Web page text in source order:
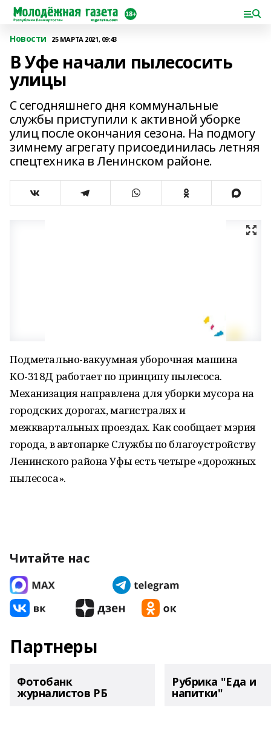
Новости 25 МАРТА 2021, 09:43
В Уфе начали пылесосить
улицы
С сегодняшнего дня коммунальные
службы приступили к активной уборке
улиц после окончания сезона. На подмогу
зимнему агрегату присоединилась летняя
спецтехника в Ленинском районе.
Подметально-вакуумная уборочная машина
КО-318Д работает по принципу пылесоса.
Механизация направлена для уборки мусора на
городских дорогах, магистралях и
межквартальных проездах. Как сообщает мэрия
города, в автопарке Службы по благоустройству
Ленинского района Уфы есть четыре «дорожных
пылесоса».
Читайте нас
Партнеры
Фотобанк
журналистов РБ
Рубрика "Еда и
напитки"